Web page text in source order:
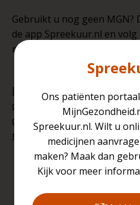
Gebruikt u nog geen MGN?
de app Spreekuur.nl en
registratie met uw DigID.
Let op: u kunt de app van
downloaden, maar het zal
donderdag 7 mei 2026.
maken van
Hulp nodig
Ons patiënten
Spreekuur.nl. Wilt u
medicijnen
maken? Maak dan
Kijk voor meer